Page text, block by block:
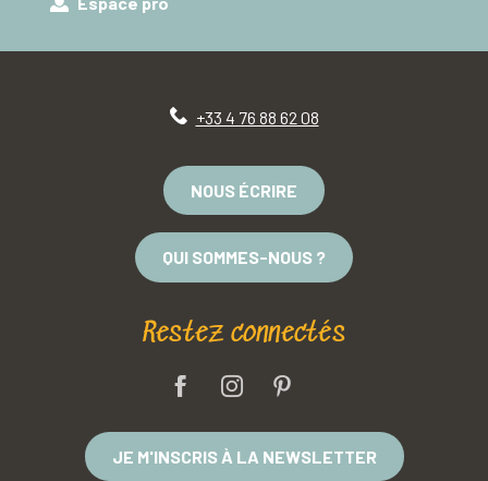
+33 4 76 88 62 08
NOUS ÉCRIRE
QUI SOMMES-NOUS ?
Restez connectés
JE M'INSCRIS À LA NEWSLETTER